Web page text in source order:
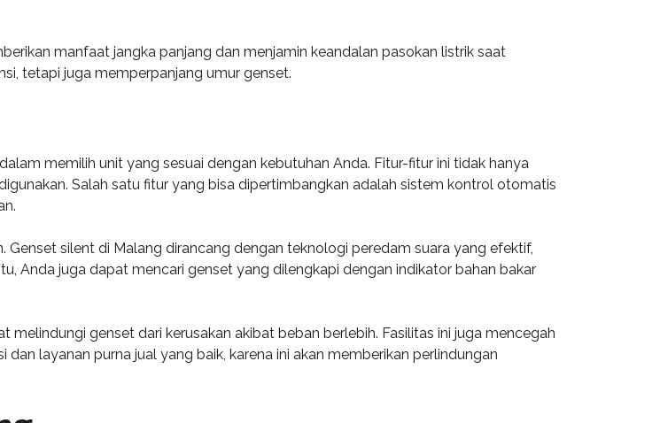
manfaat jangka panjang dan menjamin keandalan pasokan listrik saat
tetapi juga memperpanjang umur genset.
memilih unit yang sesuai dengan kebutuhan Anda. Fitur-fitur ini tidak hanya
Salah satu fitur yang bisa dipertimbangkan adalah sistem kontrol otomatis
silent di Malang dirancang dengan teknologi peredam suara yang efektif,
Anda juga dapat mencari genset yang dilengkapi dengan indikator bahan bakar
genset dari kerusakan akibat beban berlebih. Fasilitas ini juga mencegah
layanan purna jual yang baik, karena ini akan memberikan perlindungan